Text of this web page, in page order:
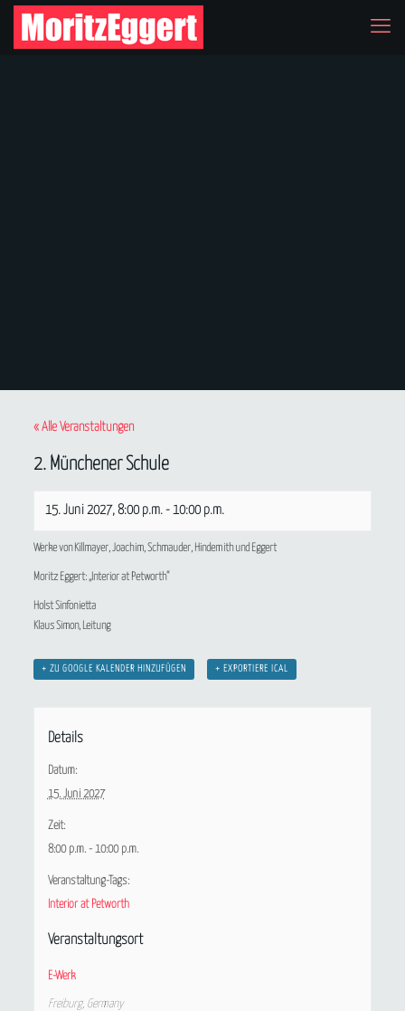
« Alle Veranstaltungen
2. Münchener Schule
15. Juni 2027, 8:00 p.m.- 10:00 p.m.
Werke von Killmayer, Joachim, Schmauder, Hindemith und Eggert
Moritz Eggert: „Interior at Petworth“
Holst Sinfonietta
Klaus Simon, Leitung
+ ZU GOOGLE KALENDER HINZUFÜGEN + EXPORTIERE ICAL
Details
Datum:
15. Juni 2027
Zeit:
8:00 p.m. - 10:00 p.m.
Veranstaltung-Tags:
Interior at Petworth
Veranstaltungsort
E-Werk
Freiburg, Germany